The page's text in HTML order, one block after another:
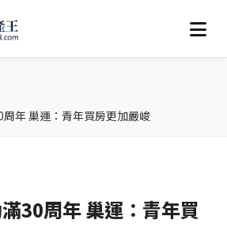
年 巢運：青年買房更加嚴峻
30周年 巢運：青年買